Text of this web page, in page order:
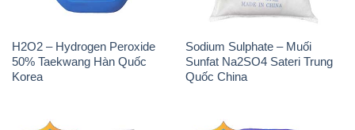
H2O2 – Hydrogen Peroxide
50% Taekwang Hàn Quốc
Korea
Sodium Sulphate – Muối
Sunfat Na2SO4 Sateri Trung
Quốc China